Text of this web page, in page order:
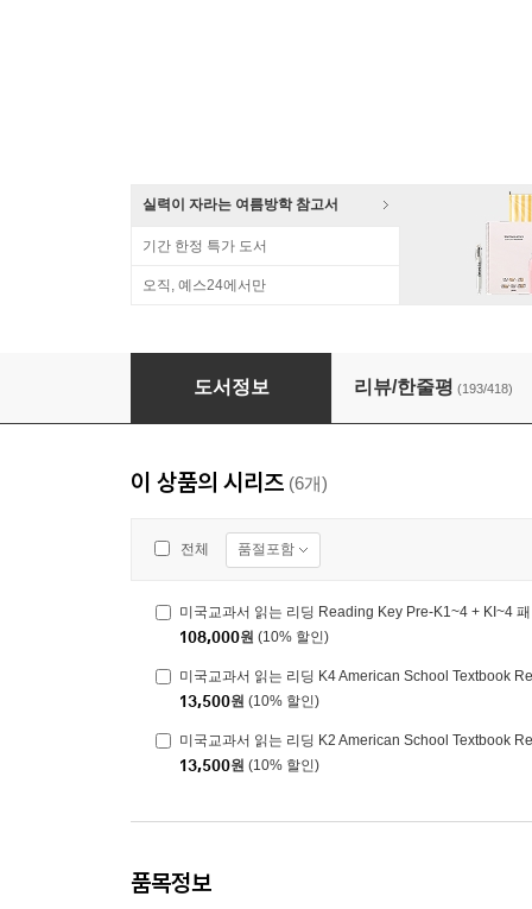
실력이 자라는 여름방학 참고서
기간 한정 특가 도서
오직, 예스24에서만
미국교과서 읽는 리딩 K1~K4 패키지
도서정보 리뷰/한줄평 (193/418)
이 상품의 시리즈 (6개)
전체 품절포함
미국교과서 읽는 리딩 Reading Key Pre-K1~4 + KI~4
108,000원 (10% 할인)
미국교과서 읽는 리딩 K4 American School Textbook
13,500원 (10% 할인)
미국교과서 읽는 리딩 K2 American School Textbook
13,500원 (10% 할인)
품목정보